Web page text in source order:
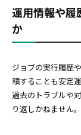
運用情報や履
か
ジョブの実行履歴
積することも安定
過去のトラブルや
り返しかねません。